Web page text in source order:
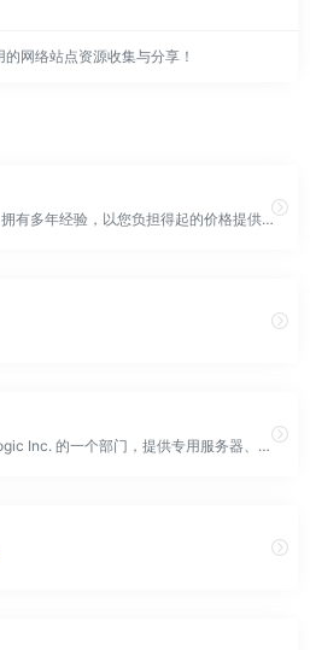
网络站点资源收集与分享！
EGI 成立于 2003 年，拥有多年经验，以您负担得起的价格提供高度响应和可靠的解决方案，满足您的关键任务需求。我们的解决方案以可靠性为核心，利用国际主机托管空间提供专用服务器托管，旨在随着您快速增长的业务而扩展
Dacentec 是 CentriLogic Inc. 的一个部门，提供专用服务器、VPS、云和主机托管服务。我们与客户合作，部署由世界一流的全球基础设施提供的快速且经济实惠的解决方案。 Dacentec 数据中心位于北卡罗来纳州勒诺，由当地高接触支持和专业知识提供支持。2013 年，我们被 CentriLogic 收购，后者是一家全球托管、云计算和高级 IT 外包解决方案提供商，使我们能够提供增值服务，支持我们的客户及其不断变化的 IT 需求